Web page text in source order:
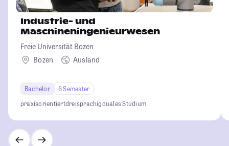
Industrie- und
Maschineningenieurwesen
Freie Universität Bozen
Bozen
Ausland
Bachelor
6 Semester
praxisorientiertdreisprachigduales Studium